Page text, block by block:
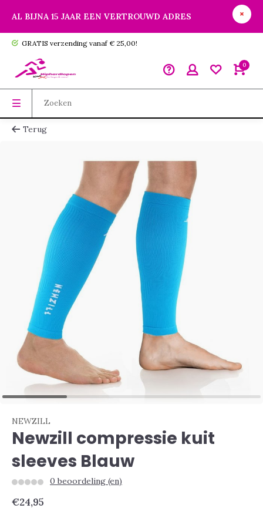
AL BIJNA 15 JAAR EEN VERTROUWD ADRES
GRATIS verzending vanaf € 25,00!
0
Terug
NEWZILL
Newzill compressie kuit
sleeves Blauw
0 beoordeling (en)
€24,95